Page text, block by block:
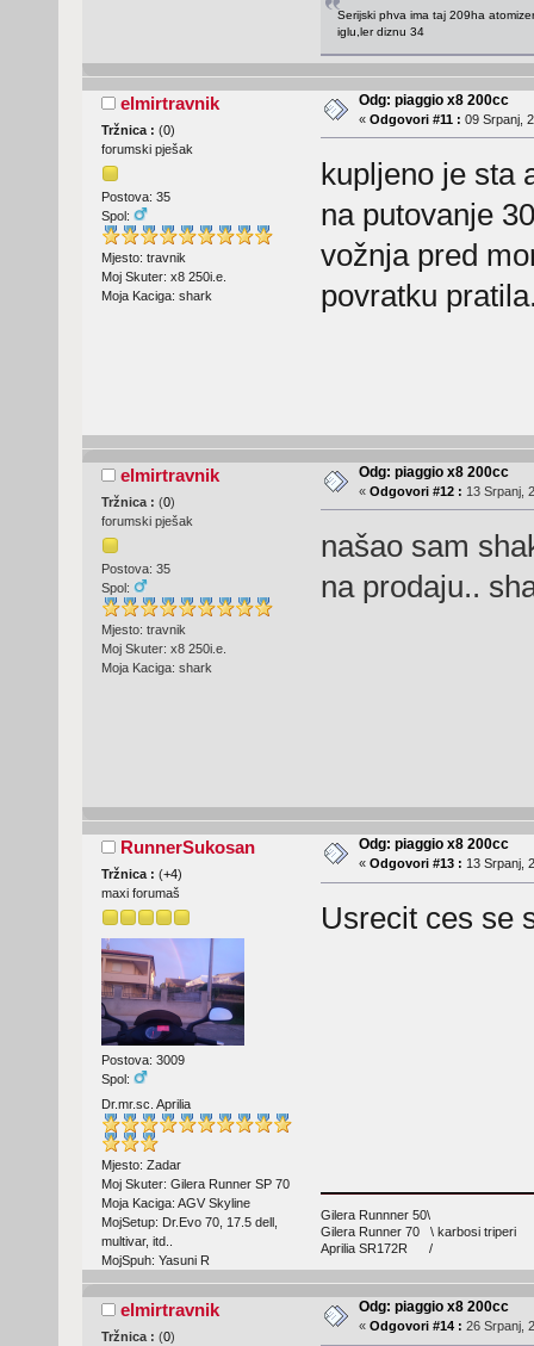
Serijski phva ima taj 209ha
iglu,ler diznu 34
elmirtravnik
Tržnica : (0)
forumski pješak
Postova: 35
Spol:
Mjesto: travnik
Moj Skuter: x8 250i.e.
Moja Kaciga: shark
Odg: piaggio x8 200cc
« Odgovori #11 : 09 Srpanj,
kupljeno je sta
na putovanje
vožnja pred
povratku
elmirtravnik
Tržnica : (0)
forumski pješak
Postova: 35
Spol:
Mjesto: travnik
Moj Skuter: x8 250i.e.
Moja Kaciga: shark
Odg: piaggio x8 200cc
« Odgovori #12 : 13 Srpanj,
našao sam
na prodaju..
RunnerSukosan
Tržnica : (+4)
maxi forumaš
Postova: 3009
Spol:
Dr.mr.sc. Aprilia
Mjesto: Zadar
Moj Skuter: Gilera Runner SP 70
Moja Kaciga: AGV Skyline
MojSetup: Dr.Evo 70, 17.5 dell,
multivar, itd..
MojSpuh: Yasuni R
Odg: piaggio x8 200cc
« Odgovori #13 : 13 Srpanj,
Usrecit ces se
Gilera Runnner 50\
Gilera Runner 70 \ karbosi triperi
Aprilia SR172R /
elmirtravnik
Tržnica : (0)
Odg: piaggio x8 200cc
« Odgovori #14 : 26 Srpanj,